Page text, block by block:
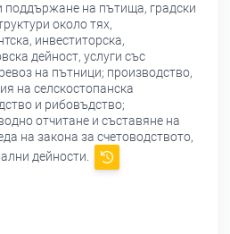
поддържане на пътища, градски
около тях,
инвеститорска,
дейност, услуги със
на пътници; производство,
на селскостопанска
и рибовъдство;
отчитане и съставяне на
на закона за счетоводството,
дейности.